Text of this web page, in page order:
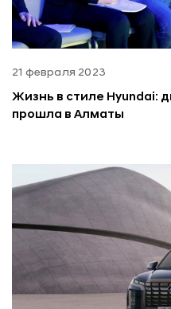
21 февраля 2023
Жизнь в стиле Hyundai:
прошла в Алматы